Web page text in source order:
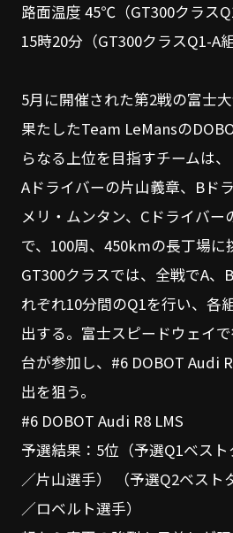
路面温度 45℃（GT300クラス
15時20分（GT300クラスQ1-A組
5月に開催された第2戦の富士
果たしたTeam LeMansの
らなる上位を目指すチームは、
Aドライバーの片山義章、Bド
メリ・ムンタン、Cドライバー
で、100周、450kmの長丁場に
GT300クラスでは、全戦でA、
れぞれ10分間のQ1を行い、各
出する。富士スピードウェイ
台が参加し、#6 DOBOT Audi
出を狙う。
#6 DOBOT Audi R8 LMS
予選結果：5位（予選Q1ベス
／片山選手） （予選Q2ベスト
／ロベルト選手）